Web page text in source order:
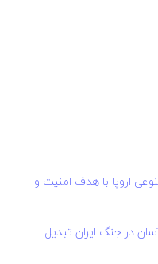
هوش مصنوعی اروپا با هدف امنیت و
در جنگ ایران تبدیل